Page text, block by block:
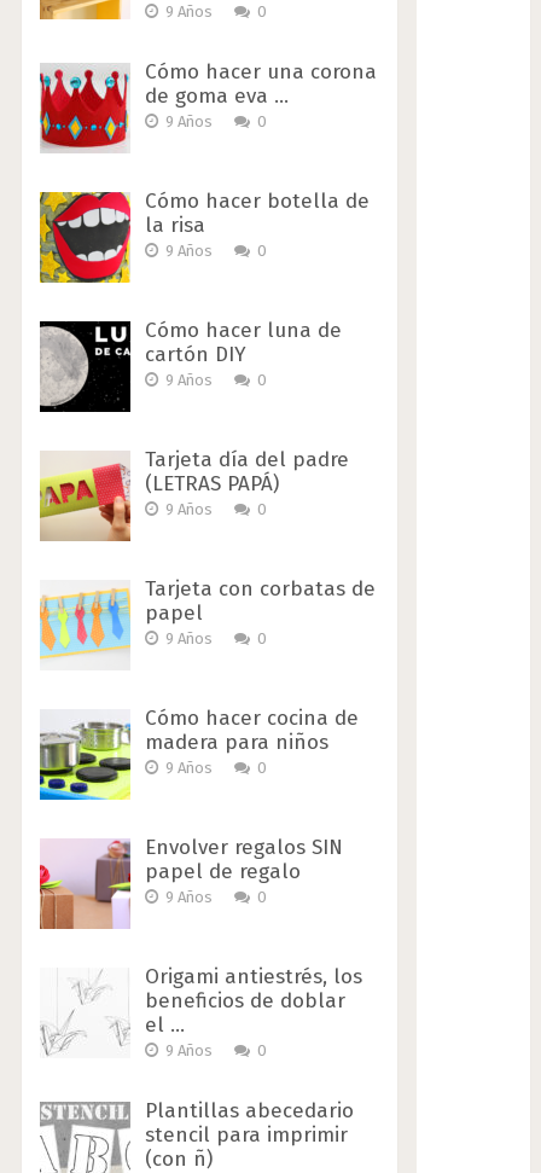
9 Años 0
Cómo hacer una corona
de goma eva …
9 Años 0
Cómo hacer botella de
la risa
9 Años 0
Cómo hacer luna de
cartón DIY
9 Años 0
Tarjeta día del padre
(LETRAS PAPÁ)
9 Años 0
Tarjeta con corbatas de
papel
9 Años 0
Cómo hacer cocina de
madera para niños
9 Años 0
Envolver regalos SIN
papel de regalo
9 Años 0
Origami antiestrés, los
beneficios de doblar
el …
9 Años 0
Plantillas abecedario
stencil para imprimir
(con ñ)